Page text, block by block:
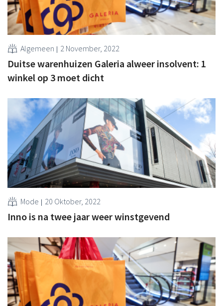
Algemeen 2 November, 2022
Duitse warenhuizen Galeria alweer insolvent: 1
winkel op 3 moet dicht
Mode 20 Oktober, 2022
Inno is na twee jaar weer winstgevend